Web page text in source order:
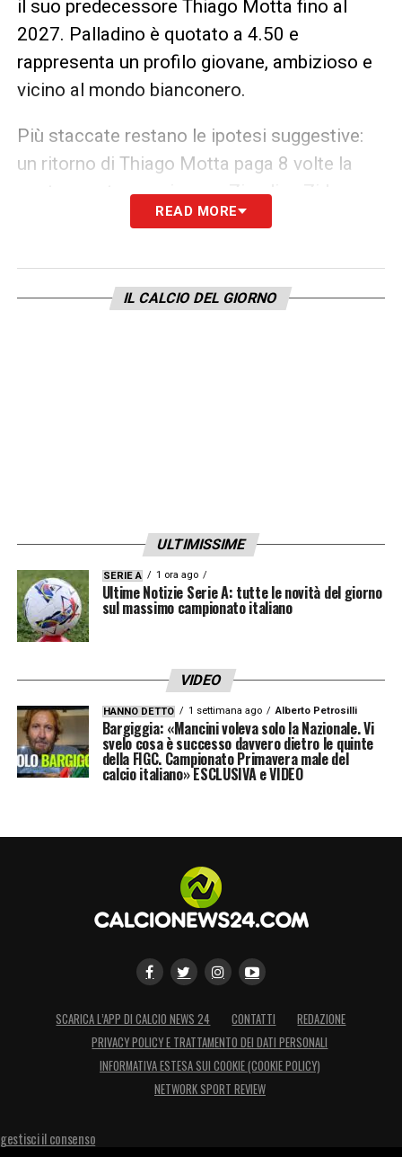
il suo predecessore Thiago Motta fino al
2027. Palladino è quotato a 4.50 e
rappresenta un profilo giovane, ambizioso e
vicino al mondo bianconero.
Più staccate restano le ipotesi suggestive:
un ritorno di Thiago Motta paga 8 volte la
posta, mentre nomi come Zinedine Zidane e
Alessandro Del Piero sono quotati a 15.
soluzioni interne come Bonucci o Fabio
Cannavaro sono considerate opzioni
giovani promesse e suggestioni clamorose,
la scelta definitiva determinerà il futuro
immediato della Vecchia Signora, con
l’obiettivo di rilanciare la squadra e tornare
QUI: TUTTE LE ULTIME NOTIZIE DI SERIE A
LA PLAYLIST DELLE NOSTRE TOP NEWS
READ MORE
IL CALCIO DEL GIORNO
ULTIMISSIME
SERIE A 1 ora ago
Ultime Notizie Serie A: tutte le novità del giorno
sul massimo campionato italiano
VIDEO
HANNO DETTO 1 settimana ago Alberto Petrosilli
Bargiggia: «Mancini voleva solo la Nazionale. Vi
svelo cosa è successo davvero dietro le quinte
della FIGC. Campionato Primavera male del
calcio italiano» ESCLUSIVA e VIDEO
SCARICA L’APP DI CALCIO NEWS 24 CONTATTI
REDAZIONE
PRIVACY POLICY E TRATTAMENTO DEI DATI PERSONALI
INFORMATIVA ESTESA SUI COOKIE (COOKIE POLICY)
NETWORK SPORT REVIEW
gestisci il consenso